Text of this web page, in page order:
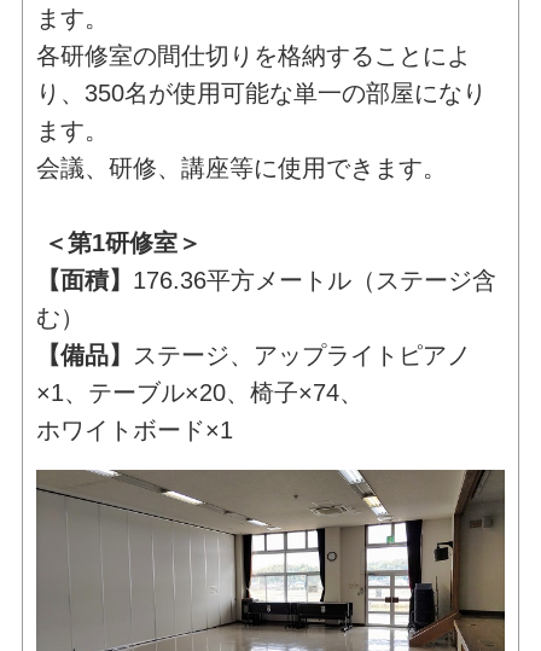
ます。
各研修室の間仕切りを格納することによ
り、350名が使用可能な単一の部屋になり
ます。
会議、研修、講座等に使用できます。
＜第1研修室＞
【面積】 176.36平方メートル（ステージ含
む）
【備品】
ステージ、アップライトピアノ
×1、テーブル×20、椅子×74、
ホワイトボード×1